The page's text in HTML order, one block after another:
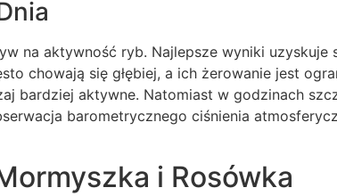
na aktywność ryb. Najlepsze wyniki
chowają się głębiej, a ich żerowanie jest
bardziej aktywne. Natomiast w godzinach
barometrycznego ciśnienia
i Rosówka